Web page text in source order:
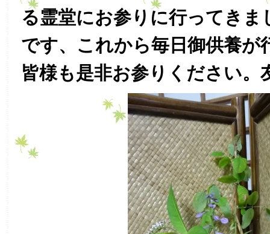
る霊堂にお参りに行ってきま
です、これから毎日御供養が
皆様も是非お参りください。